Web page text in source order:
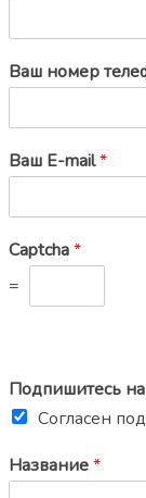
Ваш номер
Ваш E-mail*
Captcha*
=
Подпишитесь
Согласен
Название*